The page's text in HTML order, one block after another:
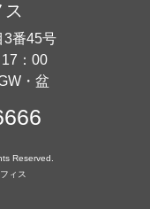
3番45号
17：00
・盆
Reserved.
ィス